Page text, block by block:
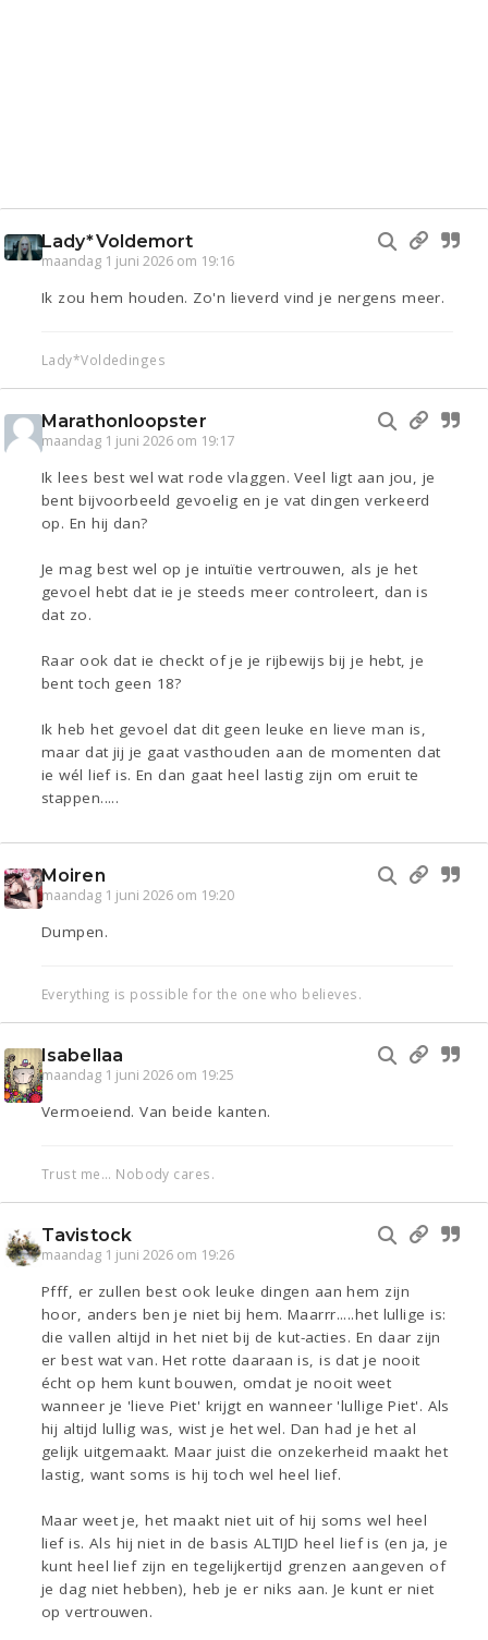
Lady*Voldemort
maandag 1 juni 2026 om 19:16
Ik zou hem houden. Zo'n lieverd vind je nergens meer.
Lady*Voldedinges
Marathonloopster
maandag 1 juni 2026 om 19:17
Ik lees best wel wat rode vlaggen. Veel ligt aan jou, je
bent bijvoorbeeld gevoelig en je vat dingen verkeerd
op. En hij dan?
Je mag best wel op je intuïtie vertrouwen, als je het
gevoel hebt dat ie je steeds meer controleert, dan is
dat zo.
Raar ook dat ie checkt of je je rijbewijs bij je hebt, je
bent toch geen 18?
Ik heb het gevoel dat dit geen leuke en lieve man is,
maar dat jij je gaat vasthouden aan de momenten dat
ie wél lief is. En dan gaat heel lastig zijn om eruit te
stappen.....
Moiren
maandag 1 juni 2026 om 19:20
Dumpen.
Everything is possible for the one who believes.
Isabellaa
maandag 1 juni 2026 om 19:25
Vermoeiend. Van beide kanten.
Trust me... Nobody cares.
Tavistock
maandag 1 juni 2026 om 19:26
Pfff, er zullen best ook leuke dingen aan hem zijn
hoor, anders ben je niet bij hem. Maarrr.....het lullige is:
die vallen altijd in het niet bij de kut-acties. En daar zijn
er best wat van. Het rotte daaraan is, is dat je nooit
écht op hem kunt bouwen, omdat je nooit weet
wanneer je 'lieve Piet' krijgt en wanneer 'lullige Piet'. Als
hij altijd lullig was, wist je het wel. Dan had je het al
gelijk uitgemaakt. Maar juist die onzekerheid maakt het
lastig, want soms is hij toch wel heel lief.
Maar weet je, het maakt niet uit of hij soms wel heel
lief is. Als hij niet in de basis ALTIJD heel lief is (en ja, je
kunt heel lief zijn en tegelijkertijd grenzen aangeven of
je dag niet hebben), heb je er niks aan. Je kunt er niet
op vertrouwen.